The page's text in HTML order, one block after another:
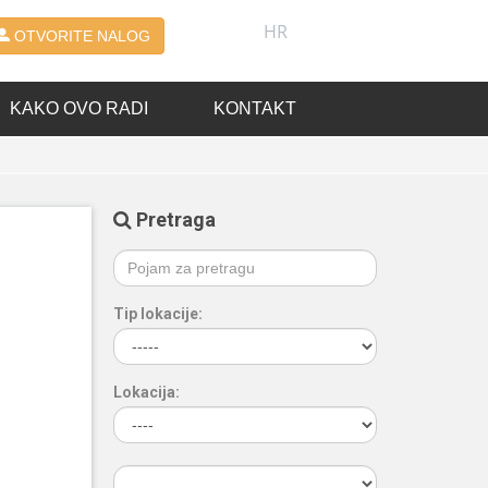
OTVORITE NALOG HR
KAKO OVO RADI KONTAKT
Pretraga
Tip lokacije:
Lokacija: